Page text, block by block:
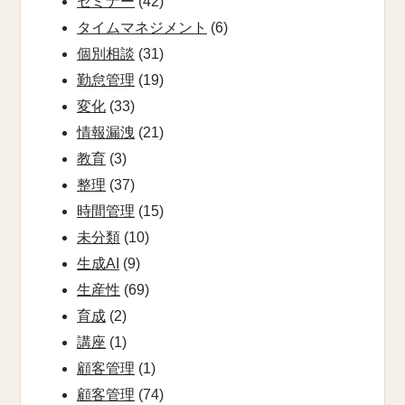
タイムマネジメント (6)
個別相談 (31)
勤怠管理 (19)
変化 (33)
情報漏洩 (21)
教育 (3)
整理 (37)
時間管理 (15)
未分類 (10)
生成AI (9)
生産性 (69)
育成 (2)
講座 (1)
顧客管理 (1)
顧客管理 (74)